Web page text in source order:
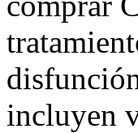
incluyen